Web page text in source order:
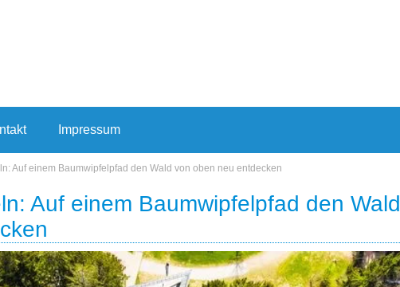
Impressum
Auf einem Baumwipfelpfad den Wald von oben neu entdecken
Auf einem Baumwipfelpfad den Wald